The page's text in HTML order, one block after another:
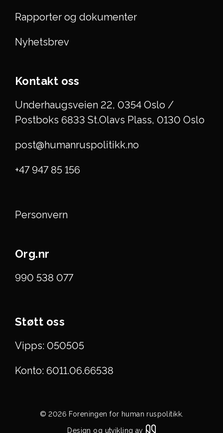
Rapporter og dokumenter
Nyhetsbrev
Kontakt oss
Underhaugsveien 22, 0354 Oslo /
Postboks 6833 St.Olavs Plass, 0130 Oslo
post@humanruspolitikk.no
+47 947 85 156
Personvern
Org.nr
990 538 077
Støtt oss
Vipps: 050505
Konto: 6011.06.66538
© 2026 Foreningen for human ruspolitikk.
Design og utvikling av